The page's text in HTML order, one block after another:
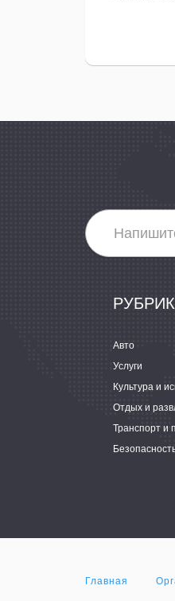
Авто
Услуги
Культура и
Отдых и
Транспорт и
Главная